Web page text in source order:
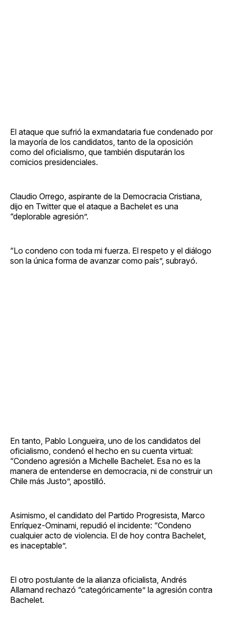
El ataque que sufrió la exmandataria fue condenado por
la mayoría de los candidatos, tanto de la oposición
como del oficialismo, que también disputarán los
comicios presidenciales.
Claudio Orrego, aspirante de la Democracia Cristiana,
dijo en Twitter que el ataque a Bachelet es una
“deplorable agresión”.
“Lo condeno con toda mi fuerza. El respeto y el diálogo
son la única forma de avanzar como país”, subrayó.
En tanto, Pablo Longueira, uno de los candidatos del
oficialismo, condenó el hecho en su cuenta virtual:
“Condeno agresión a Michelle Bachelet. Esa no es la
manera de entenderse en democracia, ni de construir un
Chile más Justo”, apostilló.
Asimismo, el candidato del Partido Progresista, Marco
Enríquez-Ominami, repudió el incidente: “Condeno
cualquier acto de violencia. El de hoy contra Bachelet,
es inaceptable”.
El otro postulante de la alianza oficialista, Andrés
Allamand rechazó “categóricamente” la agresión contra
Bachelet.